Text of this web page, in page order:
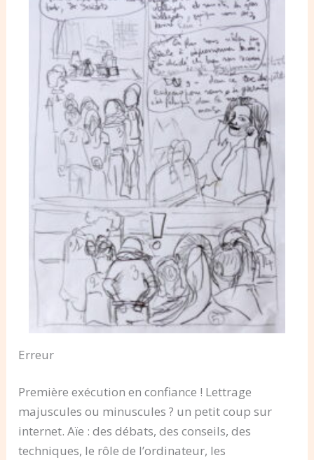
Erreur
Première exécution en confiance ! Lettrage
majuscules ou minuscules ? un petit coup sur
internet. Aïe : des débats, des conseils, des
techniques, le rôle de l’ordinateur, les